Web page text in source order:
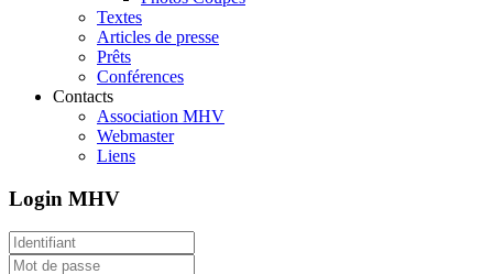
Textes
Articles de presse
Prêts
Conférences
Contacts
Association MHV
Webmaster
Liens
Login MHV